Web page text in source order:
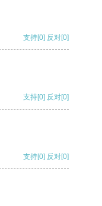
支持[0] 反对[0]
支持[0] 反对[0]
支持[0] 反对[0]